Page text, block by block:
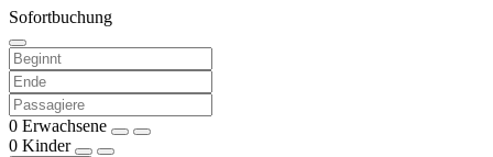
Sofortbuchung
0 Erwachsene
0 Kinder